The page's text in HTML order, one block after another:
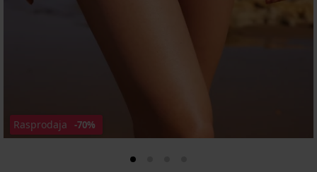
Rasprodaja -70%